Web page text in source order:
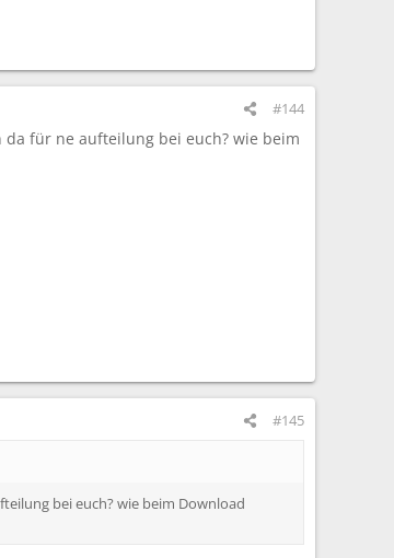
#144
für ne aufteilung bei euch? wie beim
#145
bei euch? wie beim Download